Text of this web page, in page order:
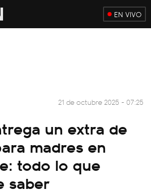
EN VIVO
21 de octubre 2025 - 07:25
un extra de
madres en
todo lo que
saber